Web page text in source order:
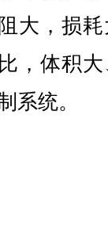
大，损
，体积
系统。